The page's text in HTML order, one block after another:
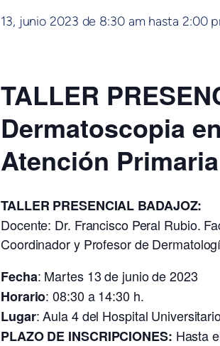
13, junio 2023 de 8:30 am hasta 2:00
TALLER
Dermatoscopia
Atención Primaria
TALLER PRESENCIAL BADAJOZ:
Docente: Dr. Francisco Peral Rubio.
Coordinador y Profesor de
Fecha: Martes 13 de junio de 2023
Horario: 08:30 a 14:30 h.
Lugar: Aula 4 del Hospital
PLAZO DE INSCRIPCIONES: Hasta